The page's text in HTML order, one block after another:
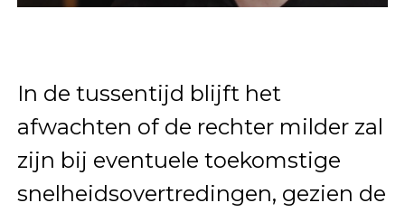
In de tussentijd blijft het
afwachten of de rechter milder zal
zijn bij eventuele toekomstige
snelheidsovertredingen, gezien de